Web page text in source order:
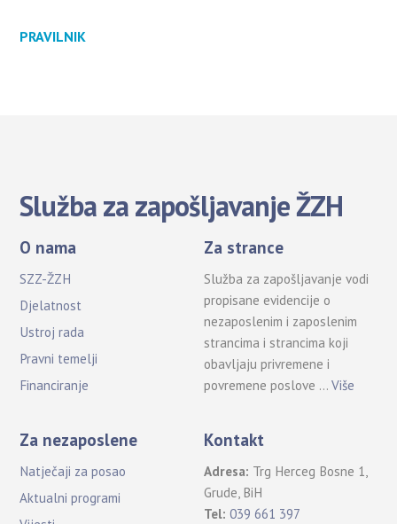
PRAVILNIK
Služba za zapošljavanje ŽZH
O nama
SZZ-ŽZH
Djelatnost
Ustroj rada
Pravni temelji
Financiranje
Za strance
Služba za zapošljavanje vodi
propisane evidencije o
nezaposlenim i zaposlenim
strancima i strancima koji
obavljaju privremene i
povremene poslove …Više
Za nezaposlene
Natječaji za posao
Aktualni programi
Kontakt
Adresa: Trg Herceg Bosne 1,
Grude, BiH
Tel: 039 661 397